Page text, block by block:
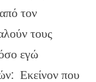
τον
τους
εγώ
Εκείνον που